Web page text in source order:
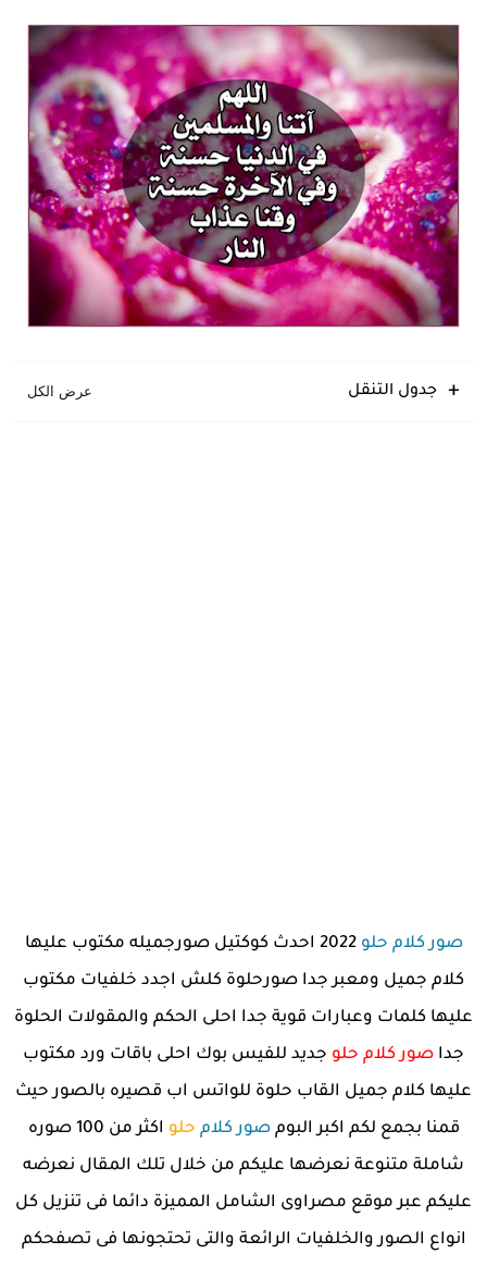
جدول التنقل
صور كلام حلو
2022 احدث كوكتيل صورجميله مكتوب عليها
كلام جميل ومعبر جدا صورحلوة كلش اجدد خلفيات مكتوب
عليها كلمات وعبارات قوية جدا احلى الحكم والمقولات الحلوة
جدا صور كلام حلو جديد للفيس بوك احلى باقات ورد مكتوب
عليها كلام جميل القاب حلوة للواتس اب قصيره بالصور حيث
قمنا بجمع لكم اكبر البوم صور كلام حلو
اكثر من 100 صوره
شاملة متنوعة نعرضها عليكم من خلال تلك المقال نعرضه
عليكم عبر موقع مصراوى الشامل المميزة دائما فى تنزيل كل
انواع الصور والخلفيات الرائعة والتى تحتجونها فى تصفحكم